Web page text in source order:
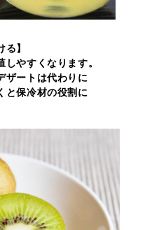
る】
やすくなります。
ザートは代わりに
と保冷材の役割に